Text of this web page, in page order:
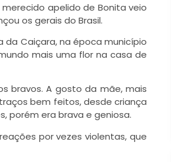
apelido de Bonita veio
os gerais do Brasil.
da Caiçara, na época município
mais uma flor na casa de
bravos. A gosto da mãe, mais
bem feitos, desde criança
porém era brava e geniosa.
por vezes violentas, que